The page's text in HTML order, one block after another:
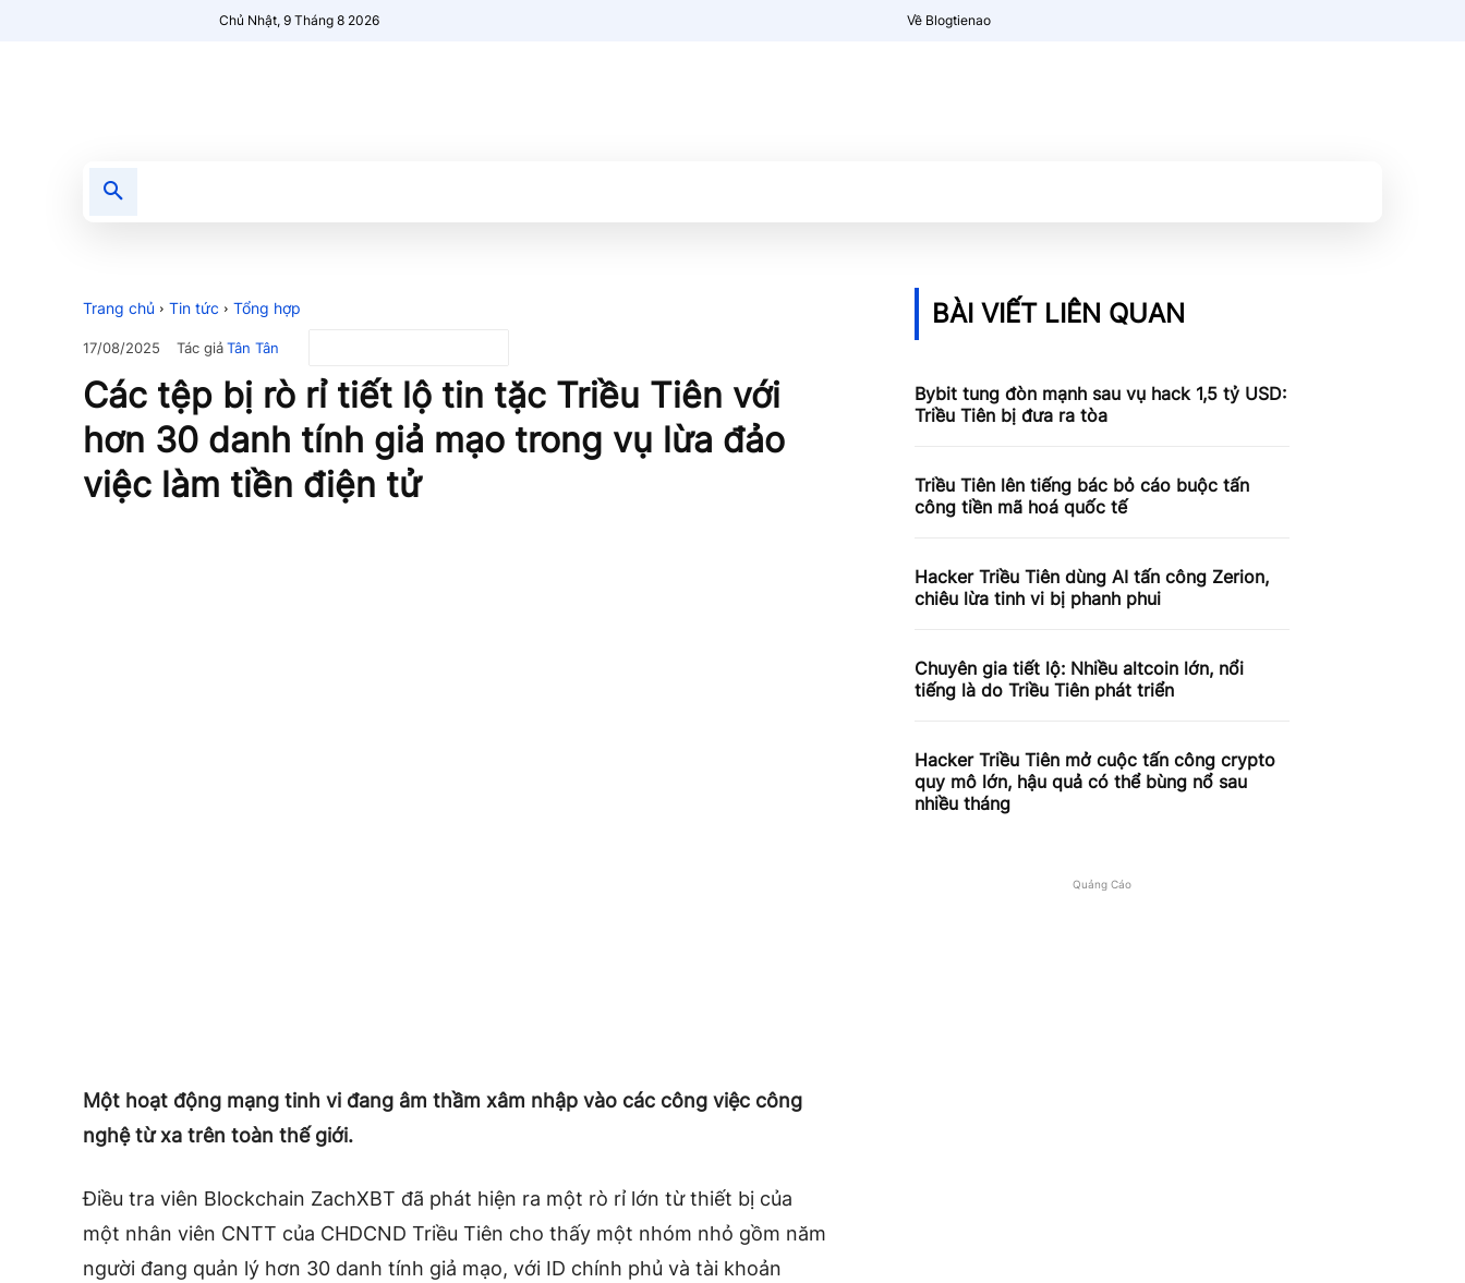
Chủ Nhật, 9 Tháng 8 2026 Về Blogtienao
Trang chủ Tin tức Tổng hợp
17/08/2025 Tác giảTân Tân
Các tệp bị rò rỉ tiết lộ tin tặc Triều Tiên với
hơn 30 danh tính giả mạo trong vụ lừa đảo
việc làm tiền điện tử
Một hoạt động mạng tinh vi đang âm thầm xâm nhập vào các công việc công
nghệ từ xa trên toàn thế giới.
Điều tra viên Blockchain ZachXBT đã phát hiện ra một rò rỉ lớn từ thiết bị của
một nhân viên CNTT của CHDCND Triều Tiên cho thấy một nhóm nhỏ gồm năm
người đang quản lý hơn 30 danh tính giả mạo, với ID chính phủ và tài khoản
BÀI VIẾT LIÊN QUAN
Bybit tung đòn mạnh sau vụ hack 1,5 tỷ USD:
Triều Tiên bị đưa ra tòa
Triều Tiên lên tiếng bác bỏ cáo buộc tấn
công tiền mã hoá quốc tế
Hacker Triều Tiên dùng AI tấn công Zerion,
chiêu lừa tinh vi bị phanh phui
Chuyên gia tiết lộ: Nhiều altcoin lớn, nổi
tiếng là do Triều Tiên phát triển
Hacker Triều Tiên mở cuộc tấn công crypto
quy mô lớn, hậu quả có thể bùng nổ sau
nhiều tháng
Quảng Cáo